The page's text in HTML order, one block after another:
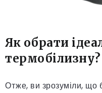
Як обрати
термобілизну?
Отже, ви зрозуміли, що